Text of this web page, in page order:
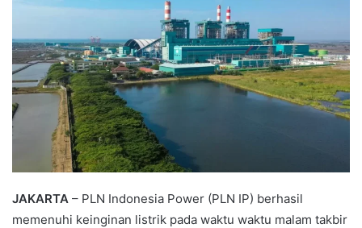
JAKARTA – PLN Indonesia Power (PLN IP) berhasil
memenuhi keinginan listrik pada waktu waktu malam takbir